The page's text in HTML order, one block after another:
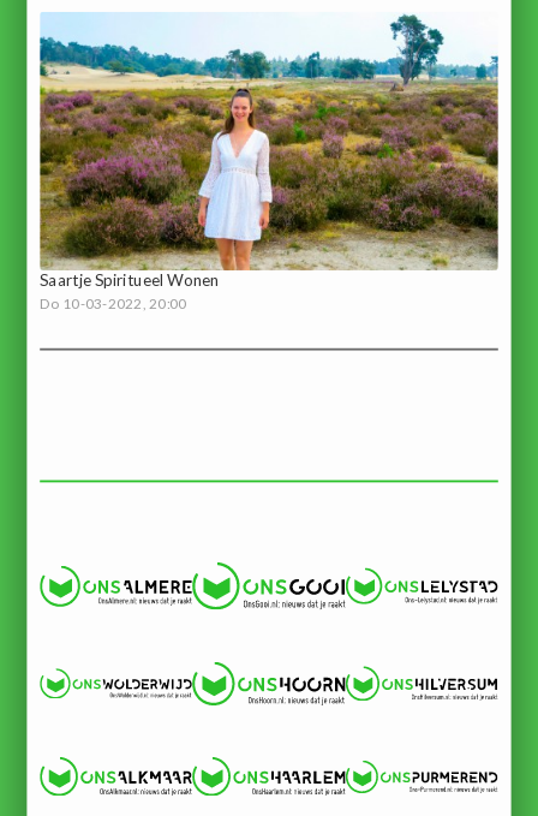
Saartje Spiritueel Wonen
Do 10-03-2022, 20:00